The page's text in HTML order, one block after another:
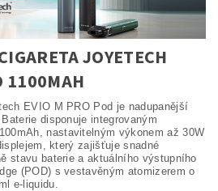
JOYETECH
1100MAH
EVIO M PRO Pod je nadupanější
disponuje integrovaným
nastavitelným výkonem až 30W
který zajišťuje snadné
stavu baterie a aktuálního výstupního
(POD) s vestavěným atomizerem o
e-liquidu.